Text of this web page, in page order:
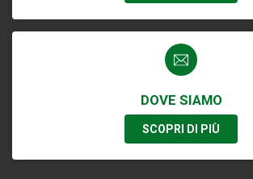
DOVE SIAMO
SCOPRI DI PIÙ